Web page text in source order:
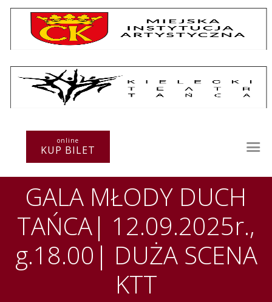
online
KUP BILET
GALA MŁODY DUCH
TAŃCA| 12.09.2025r.,
g.18.00| DUŻA SCENA
KTT
Repertuar
Teatr / Zespół
Przestrzenie Sztuki
Festiwal
Kurs instruktorski
Sprawozdania
Kontakt